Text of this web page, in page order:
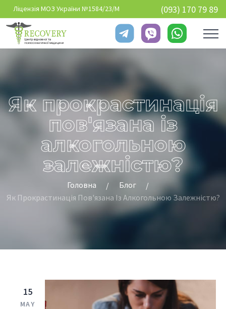
Перейти до основного вмісту
Ліцензія МОЗ України №1584/23/М (093) 170 79 89
Як прокрастинація
пов'язана із
алкогольною
залежністю?
Головна
Блог
Як Прокрастинація Пов'язана Із Алкогольною Залежністю?
15
MAY